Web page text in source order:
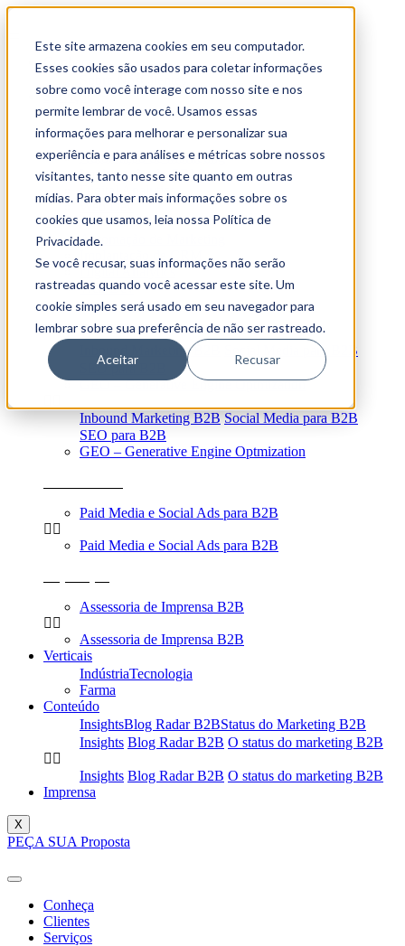
Este site armazena cookies em seu computador.
Esses cookies são usados para coletar informações
sobre como você interage com nosso site e nos
permite lembrar de você. Usamos essas
informações para melhorar e personalizar sua
experiência e para análises e métricas sobre nossos
visitantes, tanto nesse site quanto em outras
mídias. Para obter mais informações sobre os
cookies que usamos, leia nossa Política de
Privacidade.
Se você recusar, suas informações não serão
rastreadas quando você acessar este site. Um
cookie simples será usado em seu navegador para
lembrar sobre sua preferência de não ser rastreado.
Aceitar Recusar
Conheça
Serviços
Tech Stack
Automação de Marketing
Implantação de CRM
Digital Analytics
Web Dev
Automação de Marketing
Implantação de CRM
Digital Analytics
Web Dev
Inbound Marketing B2B
Social Media para B2B
SEO para B2B
GEO – Generative Engine Optmization
Inbound Marketing B2B Social Media para B2B
SEO para B2B
GEO – Generative Engine Optmization
Paid Media e Social Ads para B2B
Paid Media e Social Ads para B2B
Assessoria de Imprensa B2B
Assessoria de Imprensa B2B
Verticais
IndústriaTecnologia
Farma
Conteúdo
InsightsBlog Radar B2BStatus do Marketing B2B
Insights Blog Radar B2B O status do marketing B2B
Insights Blog Radar B2B O status do marketing B2B
Imprensa
X
PEÇA SUA Proposta
Conheça
Clientes
Serviços